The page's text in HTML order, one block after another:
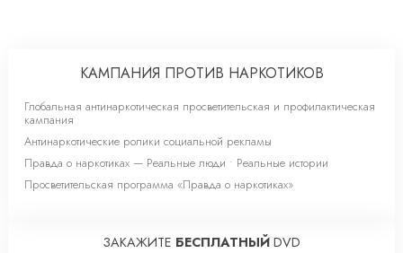
КАМПАНИЯ ПРОТИВ НАРКОТИКОВ
Глобальная антинаркотическая просветительская и профилактическая
кампания
Антинаркотические ролики социальной рекламы
Правда о наркотиках — Реальные люди • Реальные истории
Просветительская программа «Правда о наркотиках»
ЗАКАЖИТЕ БЕСПЛАТНЫЙDVD